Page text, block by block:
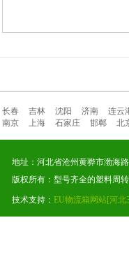
长春 吉林 沈阳 济南
连云
南京 上海 石家庄 邯郸 北
地址：河北省沧州黄骅市渤
版权所有：型号齐全的塑料周
技术支持： EU物流箱网站[河北